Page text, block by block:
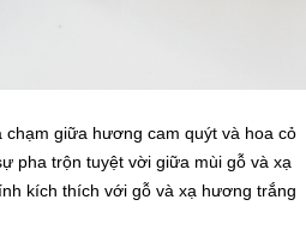
giữa hương cam quýt và hoa cỏ
pha trộn tuyệt vời giữa mùi gỗ và xạ
kích thích với gỗ và xạ hương trắng